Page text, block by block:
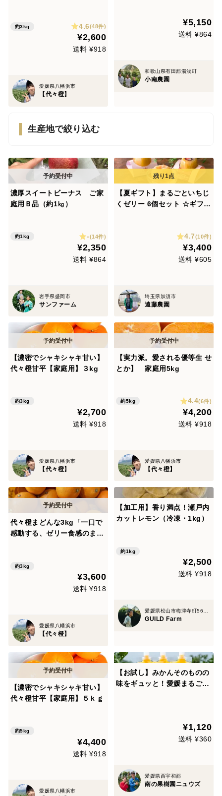
約3kg 4.6(48件)
¥2,600
送料 ¥918
愛媛県八幡浜市
【代々橙】
¥5,150
送料 ¥864
和歌山県有田郡湯浅町
小南農園
濃厚スイートビーナス ご家
庭用Ｂ品（約1㎏）
約1kg -(14件)
¥2,350
送料 ¥864
岩手県盛岡市
サンファーム
【夏ギフト】まるごといちじ
くゼリー 6個セット ☆ギフト
4.7(10件)
¥3,400
送料 ¥605
埼玉県加須市
遠藤農園
【濃密でシャキシャキ甘い】
代々橙甘平【家庭用】３kg
約3kg
¥2,700
送料 ¥918
愛媛県八幡浜市
【代々橙】
【実力派。愛される優等生 せ
とか】 家庭用5kg
約5kg 4.4(6件)
¥4,200
送料 ¥918
愛媛県八幡浜市
【代々橙】
代々橙まどんな3kg「一口で
感動する、ゼリー食感のまど
約3kg
¥3,600
送料 ¥918
愛媛県八幡浜市
【代々橙】
【加工用】香り満点！瀬戸内
カットレモン（冷凍・1kg）
約1kg
¥2,500
送料 ¥918
愛媛県松山市梅津寺町56-87
GUILD Farm
【濃密でシャキシャキ甘い】
代々橙甘平【家庭用】５ｋｇ
約5kg
¥4,400
送料 ¥918
愛媛県八幡浜市
【お試し】みかんそのものの
味をギュッと！愛媛まるごと
¥1,120
送料 ¥360
愛媛県西宇和郡
南の果樹園ニュウズ
生産地で絞り込む